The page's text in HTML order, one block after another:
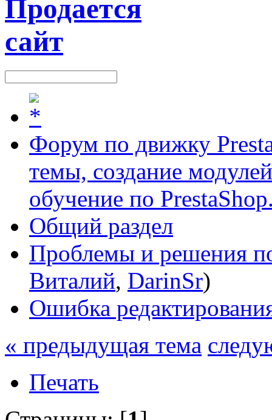
Форум по движку
темы, создание
обучение по
Общий раздел
Проблемы и решения
Виталий, DarinSr)
Ошибка
« предыдущая тема
Печать